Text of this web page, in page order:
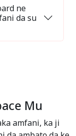
ne
Mu
amfani, ka ji